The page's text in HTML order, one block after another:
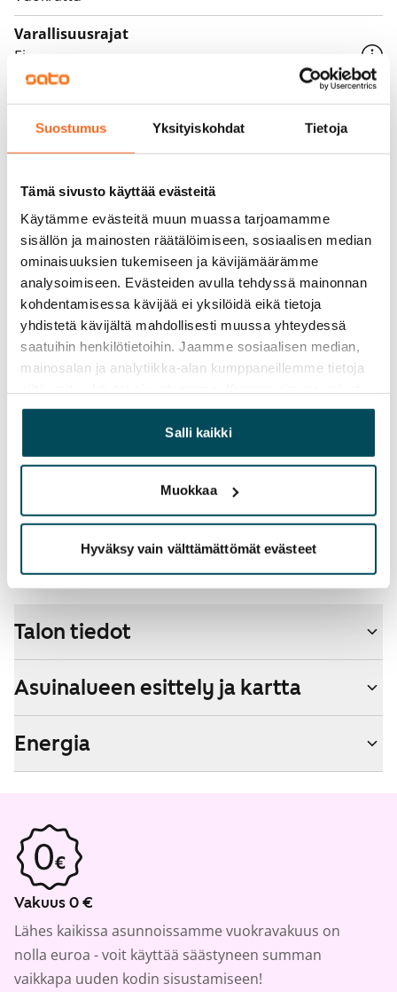
Suostumus Yksityiskohdat Tietoja
Tämä sivusto käyttää evästeitä
Käytämme evästeitä muun muassa tarjoamamme
sisällön ja mainosten räätälöimiseen, sosiaalisen median
ominaisuuksien tukemiseen ja kävijämäärämme
analysoimiseen. Evästeiden avulla tehdyssä mainonnan
kohdentamisessa kävijää ei yksilöidä eikä tietoja
yhdistetä kävijältä mahdollisesti muussa yhteydessä
saatuihin henkilötietoihin. Jaamme sosiaalisen median,
mainosalan ja analytiikka-alan kumppaneillemme tietoja
yhdistää näitä tietoja muihin tietoihin, joita olet antanut
heille tai joita on kerätty, kun olet käyttänyt heidän
palvelujaan.
Salli kaikki
Muokkaa
Hyväksy vain välttämättömät evästeet
Varallisuusrajat
Ei
Vuokravakuus
0 €, (yrityksille min. 1 kk vuokra)
Kotivakuutus
Pakollinen, ei sisälly vuokraan
Vesimaksu
Kulutuksen mukaan
Sähkömaksu
Vuokralainen solmii itse sähkösopimuksen.
Laajakaista
Vuokraan sisältyy 50 M laajakaistaliittymä. Voit hankkia
Savuton talo
Talon tiedot
Asuinalueen esittely ja kartta
Energia
Vakuus 0 €
Lähes kaikissa asunnoissamme vuokravakuus on
nolla euroa - voit käyttää säästyneen summan
vaikkapa uuden kodin sisustamiseen!